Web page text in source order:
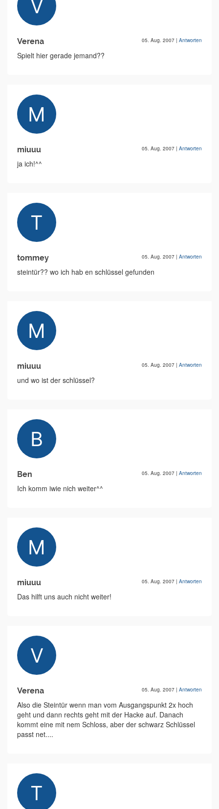
Verena 05. Aug. 2007 | Antworten
Spielt hier gerade jemand??
miuuu 05. Aug. 2007 | Antworten
ja ich!^^
tommey 05. Aug. 2007 | Antworten
steintür?? wo ich hab en schlüssel gefunden
miuuu 05. Aug. 2007 | Antworten
und wo ist der schlüssel?
Ben 05. Aug. 2007 | Antworten
Ich komm iwie nich weiter^^
miuuu 05. Aug. 2007 | Antworten
Das hilft uns auch nicht weiter!
Verena 05. Aug. 2007 | Antworten
Also die Steintür wenn man vom Ausgangspunkt 2x hoch
geht und dann rechts geht mit der Hacke auf. Danach
kommt eine mit nem Schloss, aber der schwarz Schlüssel
passt net....